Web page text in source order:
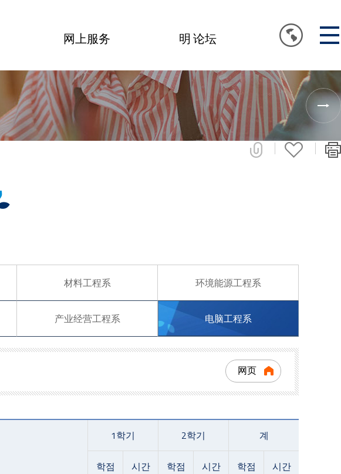
网上服务 明 论坛
材料工程系 环境能源工程系
产业经营工程系 电脑工程系
网页
1학기 2학기 계
학점 시간 학점 시간 학점 시간